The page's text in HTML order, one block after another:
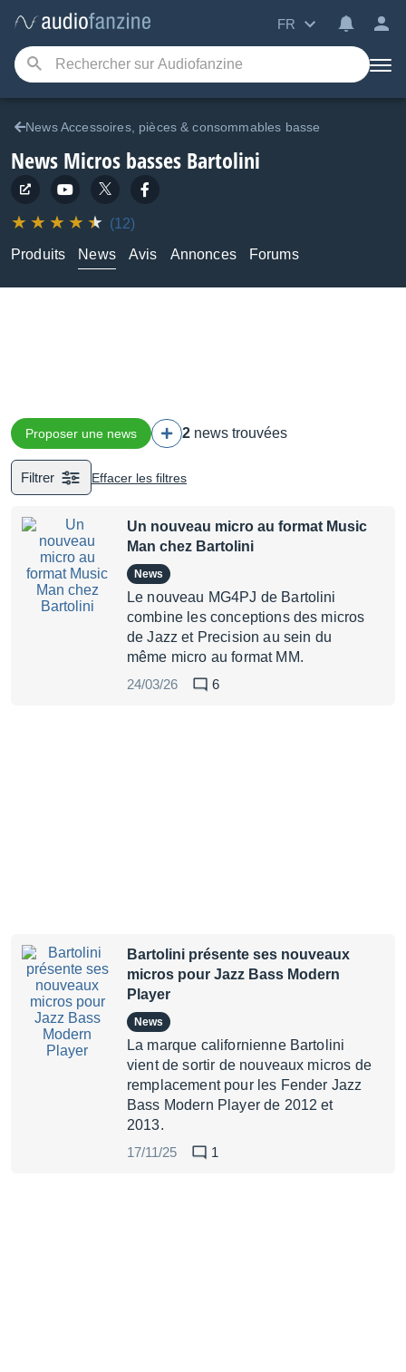
FR
News Accessoires, pièces & consommables basse
News Micros basses Bartolini
(12)
Produits
News Avis Annonces Forums
Proposer une news 2 news trouvées
Filtrer Effacer les filtres
Un nouveau micro au format Music
Man chez Bartolini
News
Le nouveau MG4PJ de Bartolini
combine les conceptions des micros
de Jazz et Precision au sein du
même micro au format MM.
24/03/26
6
Bartolini présente ses nouveaux
micros pour Jazz Bass Modern
Player
News
La marque californienne Bartolini
vient de sortir de nouveaux micros de
remplacement pour les Fender Jazz
Bass Modern Player de 2012 et
2013.
17/11/25
1